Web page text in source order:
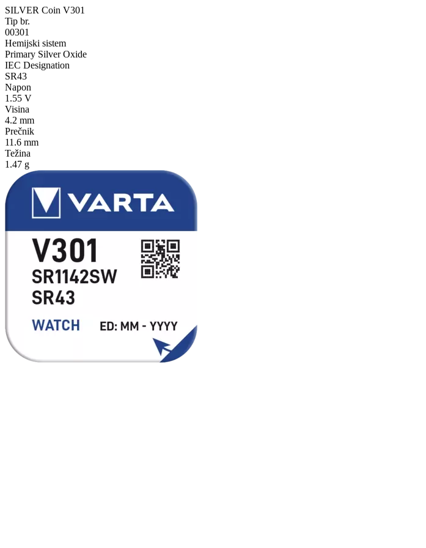
SILVER Coin V301
Tip br.
00301
Hemijski sistem
Primary Silver Oxide
IEC Designation
SR43
Napon
1.55 V
Visina
4.2 mm
Prečnik
11.6 mm
Težina
1.47 g